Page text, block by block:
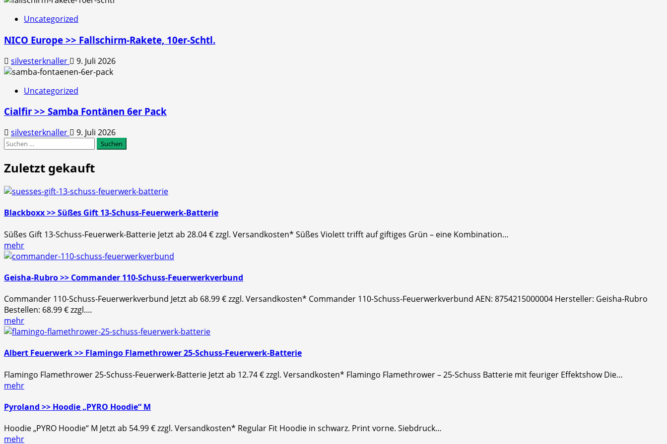
Uncategorized
NICO Europe >> Fallschirm-Rakete, 10er-Schtl.
silvesterknaller 9. Juli 2026
Uncategorized
Cialfir >> Samba Fontänen 6er Pack
silvesterknaller
9. Juli 2026
Suchen
Zuletzt gekauft
Blackboxx >> Süßes Gift 13-Schuss-Feuerwerk-Batterie
Süßes Gift 13-Schuss-Feuerwerk-Batterie Jetzt ab 28.04 € zzgl. Versandkosten* Süßes Violett trifft auf giftiges Grün – eine Kombination…
mehr
Geisha-Rubro >> Commander 110-Schuss-Feuerwerkverbund
Commander 110-Schuss-Feuerwerkverbund Jetzt ab 68.99 € zzgl. Versandkosten* Commander 110-Schuss-Feuerwerkverbund AEN: 8754215000004 Hersteller: Geisha-Rubro
Bestellen: 68.99 € zzgl.…
mehr
Albert Feuerwerk >> Flamingo Flamethrower 25-Schuss-Feuerwerk-Batterie
Flamingo Flamethrower 25-Schuss-Feuerwerk-Batterie Jetzt ab 12.74 € zzgl. Versandkosten* Flamingo Flamethrower – 25-Schuss Batterie mit feuriger Effektshow Die…
mehr
Pyroland >> Hoodie „PYRO Hoodie“ M
Hoodie „PYRO Hoodie“ M Jetzt ab 54.99 € zzgl. Versandkosten* Regular Fit Hoodie in schwarz. Print vorne. Siebdruck…
mehr